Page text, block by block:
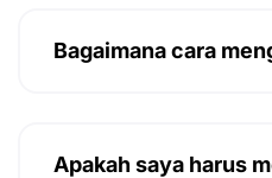
Bagaimana cara
Apakah saya harus